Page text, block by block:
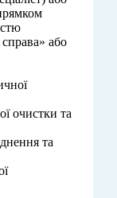
або
очистки та
та